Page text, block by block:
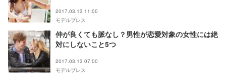
2017.03.13 11:00
モデルプレス
仲が良くても脈なし？男性が恋愛対象の女性には絶
対にしないこと5つ
2017.03.13 07:00
モデルプレス